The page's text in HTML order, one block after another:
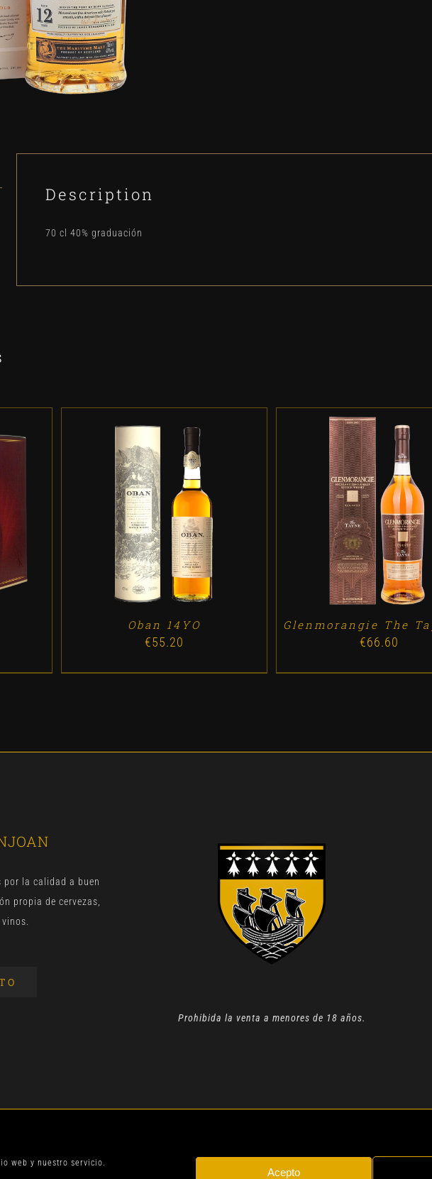
web y nuestro servicio.
Acepto
Description
70 cl 40% graduación
ADD TO CART /
Oban 14YO
€55.20
ADD TO CART /
Glenmorangie The
€66.60
por la calidad a buen
propia de cervezas,
Prohibida la venta a menores de 18 años.
AVISO LEGAL| TODOS LOS DERECHOS